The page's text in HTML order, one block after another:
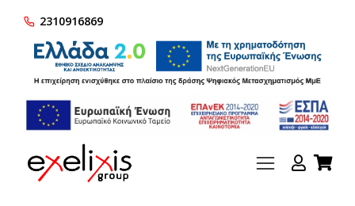
2310916869